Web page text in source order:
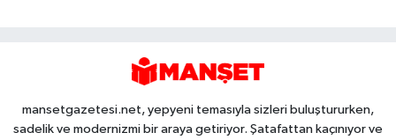
mansetgazetesi.net, yepyeni temasıyla sizleri buluştururken,
sadelik ve modernizmi bir araya getiriyor. Şatafattan kaçınıyor ve